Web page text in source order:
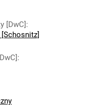
[DwC]:
: